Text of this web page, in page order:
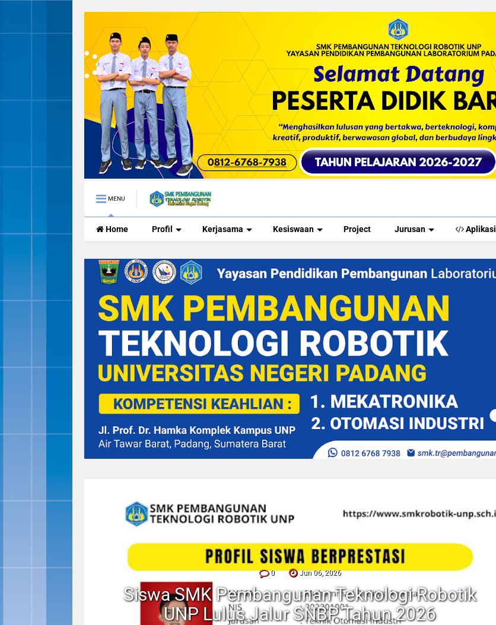
MENU
Home Profil Kerjasama Kesiswaan Project Jurusan Aplikasi
0 Jun 06, 2026
Siswa SMK Pembangunan Teknologi Robotik
UNP Lulus Jalur SNBP Tahun 2026